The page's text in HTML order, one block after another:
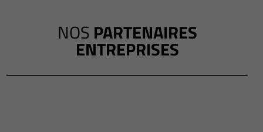
NOS PARTENAIRES
ENTREPRISES